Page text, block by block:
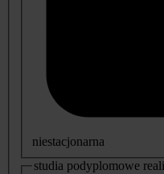
niestacjonarna
studia podyplomowe